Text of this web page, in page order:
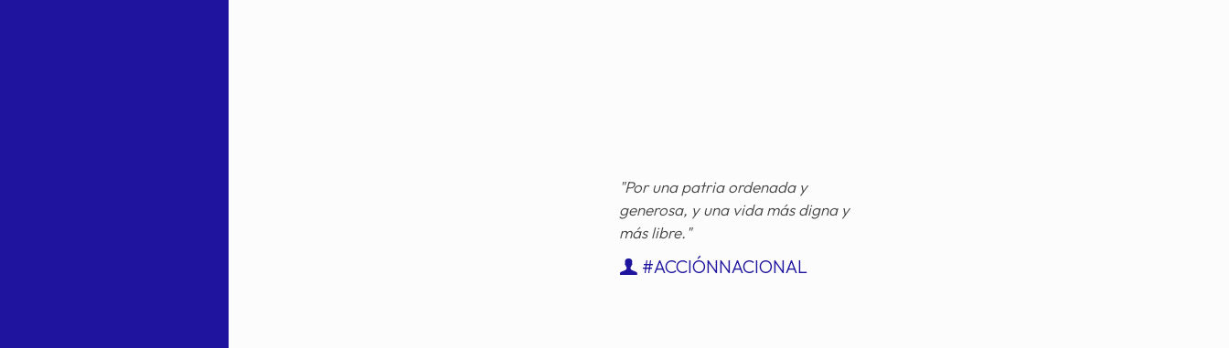
"Por una patria ordenada y
generosa, y una vida más digna y
más libre."
#ACCIÓNNACIONAL